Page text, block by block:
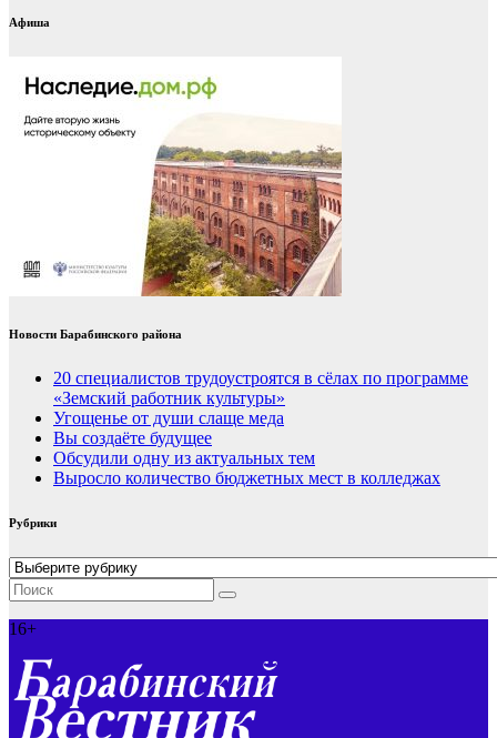
Афиша
Новости Барабинского района
20 специалистов трудоустроятся в сёлах по программе
«Земский работник культуры»
Угощенье от души слаще меда
Вы создаёте будущее
Обсудили одну из актуальных тем
Выросло количество бюджетных мест в колледжах
Рубрики
Рубрики
16+